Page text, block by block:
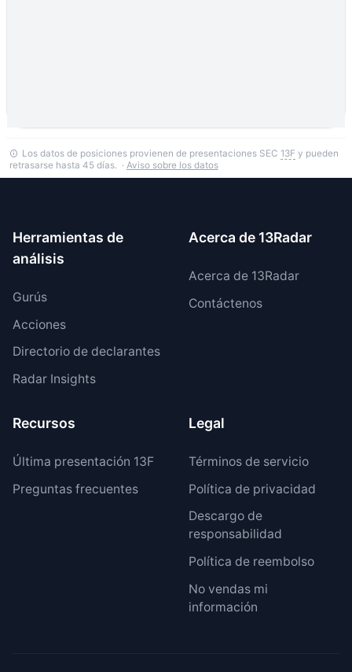
Los datos de posiciones provienen de presentaciones SEC 13F y pueden
retrasarse hasta 45 días. · Aviso sobre los datos
Herramientas de
análisis
Gurús
Acciones
Directorio de declarantes
Radar Insights
Acerca de 13Radar
Acerca de 13Radar
Contáctenos
Recursos
Última presentación 13F
Preguntas frecuentes
Legal
Términos de servicio
Política de privacidad
Descargo de
responsabilidad
Política de reembolso
No vendas mi
información